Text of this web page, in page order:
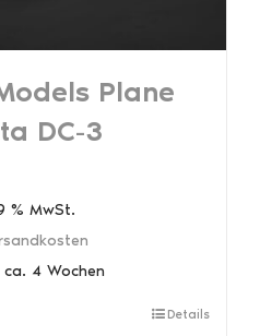
Plane
DC-3
% MwSt.
ca. 4 Wochen
Details